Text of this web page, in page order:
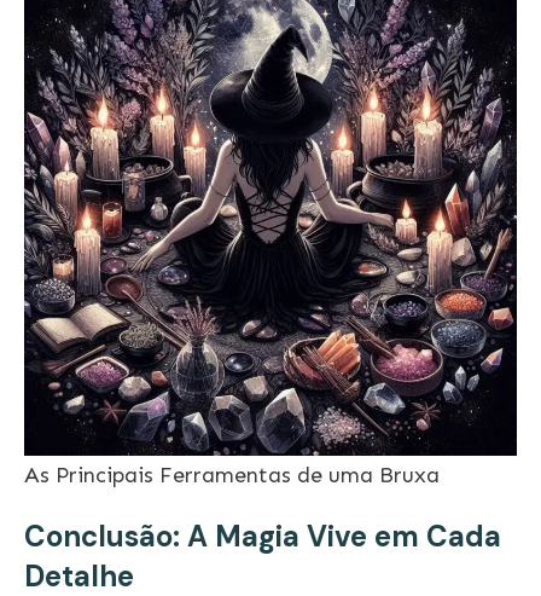
As Principais Ferramentas de uma Bruxa
Conclusão: A Magia Vive em Cada
Detalhe